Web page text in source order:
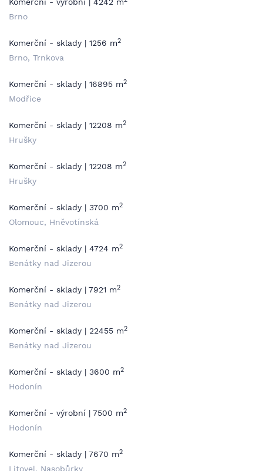
Brno
Komerční - sklady | 1256 m2
Brno, Trnkova
Komerční - sklady | 16895 m2
Modřice
Komerční - sklady | 12208 m2
Hrušky
Komerční - sklady | 12208 m2
Hrušky
Komerční - sklady | 3700 m2
Olomouc, Hněvotínská
Komerční - sklady | 4724 m2
Benátky nad Jizerou
Komerční - sklady | 7921 m2
Benátky nad Jizerou
Komerční - sklady | 22455 m2
Benátky nad Jizerou
Komerční - sklady | 3600 m2
Hodonín
Komerční - výrobní | 7500 m2
Hodonín
Komerční - sklady | 7670 m2
Litovel, Nasobůrky